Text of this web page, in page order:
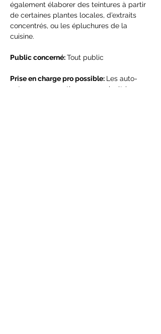
également élaborer des teintures à partir
de certaines plantes locales, d’extraits
concentrés, ou les épluchures de la
cuisine.
Public concerné: Tout public
Prise en charge pro possible: Les auto-
entrepreneurs, artisans ou agricultrice